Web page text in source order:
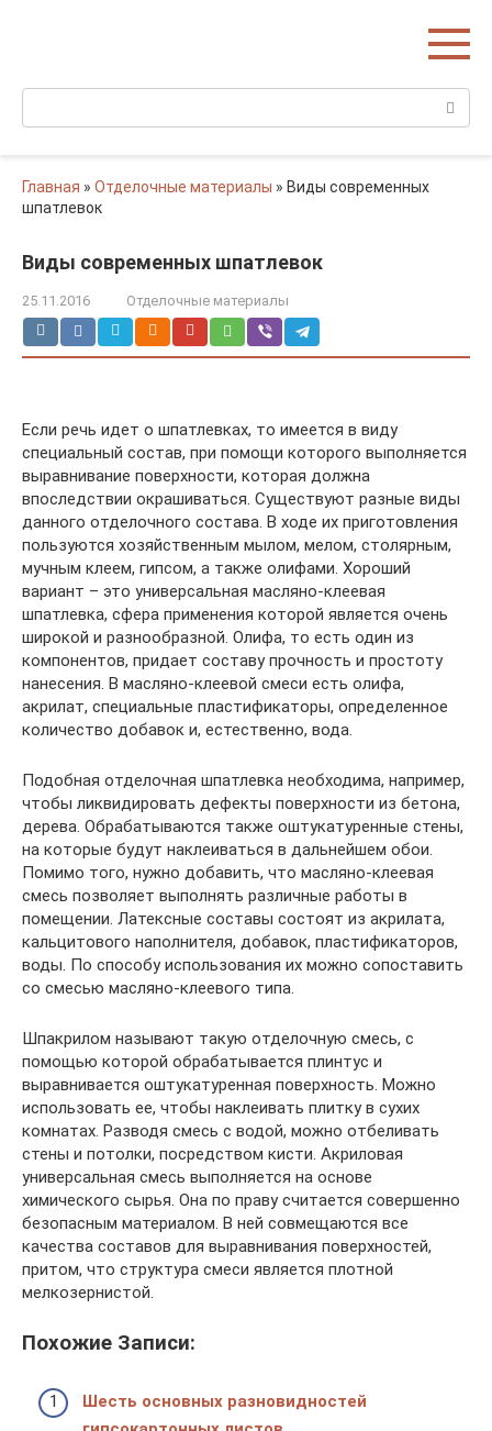
Поиск:
Главная » Отделочные материалы » Виды современных
шпатлевок
Виды современных шпатлевок
25.11.2016 Отделочные материалы
Если речь идет о шпатлевках, то имеется в виду
специальный состав, при помощи которого выполняется
выравнивание поверхности, которая должна
впоследствии окрашиваться. Существуют разные виды
данного отделочного состава. В ходе их приготовления
пользуются хозяйственным мылом, мелом, столярным,
мучным клеем, гипсом, а также олифами. Хороший
вариант – это универсальная масляно-клеевая
шпатлевка, сфера применения которой является очень
широкой и разнообразной. Олифа, то есть один из
компонентов, придает составу прочность и простоту
нанесения. В масляно-клеевой смеси есть олифа,
акрилат, специальные пластификаторы, определенное
количество добавок и, естественно, вода.
Подобная отделочная шпатлевка необходима, например,
чтобы ликвидировать дефекты поверхности из бетона,
дерева. Обрабатываются также оштукатуренные стены,
на которые будут наклеиваться в дальнейшем обои.
Помимо того, нужно добавить, что масляно-клеевая
смесь позволяет выполнять различные работы в
помещении. Латексные составы состоят из акрилата,
кальцитового наполнителя, добавок, пластификаторов,
воды. По способу использования их можно сопоставить
со смесью масляно-клеевого типа.
Шпакрилом называют такую отделочную смесь, с
помощью которой обрабатывается плинтус и
выравнивается оштукатуренная поверхность. Можно
использовать ее, чтобы наклеивать плитку в сухих
комнатах. Разводя смесь с водой, можно отбеливать
стены и потолки, посредством кисти. Акриловая
универсальная смесь выполняется на основе
химического сырья. Она по праву считается совершенно
безопасным материалом. В ней совмещаются все
качества составов для выравнивания поверхностей,
притом, что структура смеси является плотной
мелкозернистой.
Похожие Записи:
Шесть основных разновидностей